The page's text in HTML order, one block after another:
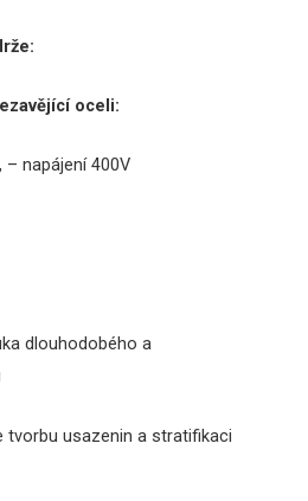
oceli:
– napájení 400V
dlouhodobého a
tvorbu usazenin a stratifikaci